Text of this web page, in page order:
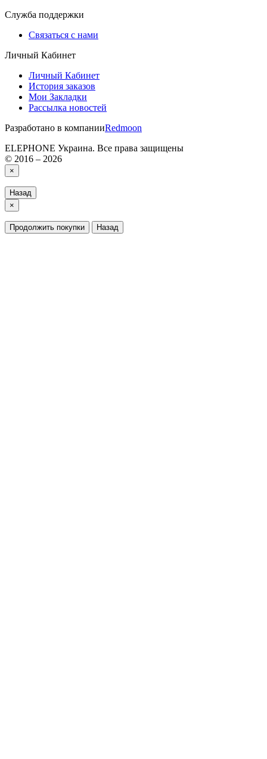
Служба поддержки
Связаться с нами
Личный Кабинет
Личный Кабинет
История заказов
Мои Закладки
Рассылка новостей
Разработано в компанииRedmoon
ELEPHONE Украина. Все права защищены
© 2016 – 2026
×
Назад
×
Продолжить покупки Назад